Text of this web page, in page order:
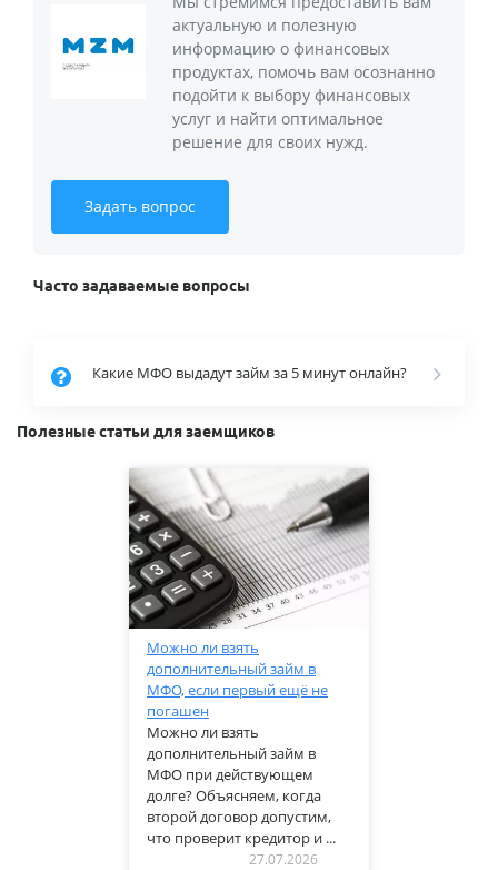
актуальную и полезную
информацию о финансовых
продуктах, помочь вам осознанно
подойти к выбору финансовых
услуг и найти оптимальное
решение для своих нужд.
Задать вопрос
Часто задаваемые вопросы
Какие МФО выдадут займ за 5 минут онлайн?
Полезные статьи для заемщиков
Можно ли взять
дополнительный займ в
МФО, если первый ещё не
погашен
Можно ли взять
дополнительный займ в
МФО при действующем
долге? Объясняем, когда
второй договор допустим,
что проверит кредитор и ...
27.07.2026